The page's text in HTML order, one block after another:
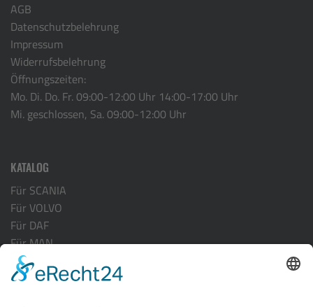
AGB
Datenschutzbelehrung
Impressum
Widerrufsbelehrung
Öffnungszeiten:
Mo. Di. Do. Fr. 09:00-12:00 Uhr 14:00-17:00 Uhr
Mi. geschlossen, Sa. 09:00-12:00 Uhr
KATALOG
Für SCANIA
Für VOLVO
Für DAF
Für MAN
Für ACTROS MP-4
Für RENAULT